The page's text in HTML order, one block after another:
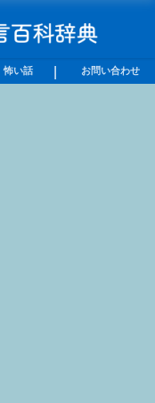
怖い話 お問い合わせ